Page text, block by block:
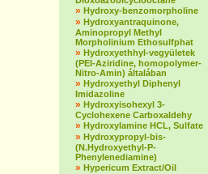
» Hydroxy-benzomorpholine
» Hydroxyantraquinone,
Aminopropyl Methyl
Morpholinium Ethosulfphat
» Hydroxyethhyl-vegyületek
(PEI-Aziridine, homopolymer-
Nitro-Amin) általában
» Hydroxyethyl Diphenyl
Imidazoline
» Hydroxyisohexyl 3-
Cyclohexene Carboxaldehy
» Hydroxylamine HCL, Sulfate
» Hydroxypropyl-bis-
(N.Hydroxyethyl-P-
Phenylenediamine)
» Hypericum Extract/Oil